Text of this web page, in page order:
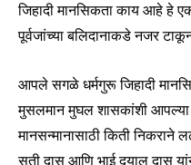
Join our
SUBSCRIBERS
conversation.
To subscribe, simply enter
or click the subscribe button
your privacy and won't
जिहादी मानसिकता काय आहे हे
पूर्वजांच्या बलिदानाकडे नजर
आपले सगळे धर्मगुरू जिहादी
मुसलमान मुघल शासकांशी आपल्या
मानसन्मानासाठी किती निकराने
सती दास आणि भाई दयाल दास